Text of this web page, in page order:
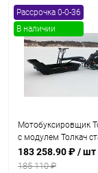
Рассрочка 0-0-36
В наличии
Мотобуксировщик
с модулем Толкач
л.с.. катковая
183 258.90 ₽/ шт
185 110 ₽